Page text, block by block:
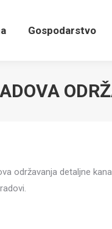
Gospodarstvo
održavanja detaljne